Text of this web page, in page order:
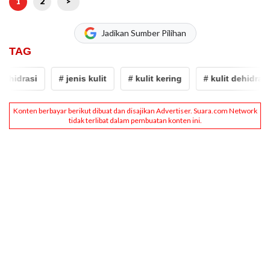
Jadikan Sumber Pilihan
TAG
# jenis kulit # kulit kering # kulit dehidrasi